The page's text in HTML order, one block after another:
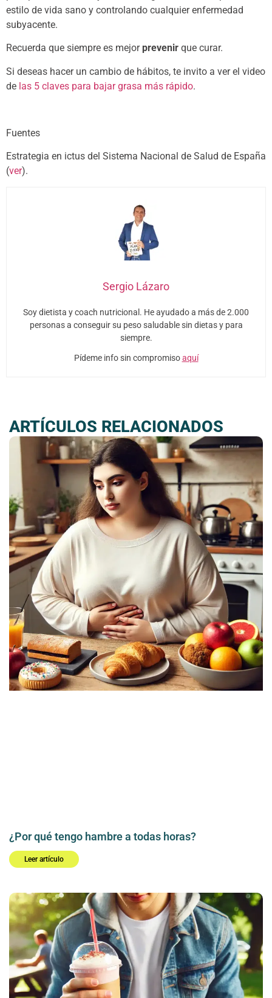
estilo de vida sano y controlando cualquier enfermedad
subyacente.
Recuerda que siempre es mejorprevenir que curar.
Si deseas hacer un cambio de hábitos, te invito a ver el video
de las 5 claves para bajar grasa más rápido.
Fuentes
Estrategia en ictus del Sistema Nacional de Salud de España
(ver).
Sergio Lázaro
Soy dietista y coach nutricional. He ayudado a más de 2.000
personas a conseguir su peso saludable sin dietas y para
siempre.
Pídeme info sin compromisoaquí
ARTÍCULOS RELACIONADOS
¿Por qué tengo hambre a todas horas?
Leer artículo